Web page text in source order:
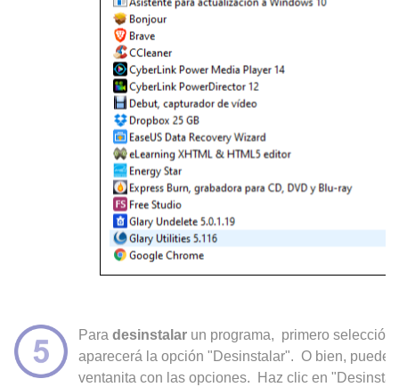
Para desinstalar un programa, primero
aparecerá la opción "Desinstalar". O bien,
ventanita con las opciones. Haz clic en